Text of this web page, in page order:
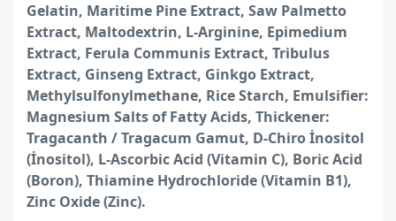
Gelatin, Maritime Pine Extract, Saw Palmetto
Extract, Maltodextrin, L-Arginine, Epimedium
Extract, Ferula Communis Extract, Tribulus
Extract, Ginseng Extract, Ginkgo Extract,
Methylsulfonylmethane, Rice Starch, Emulsifier:
Magnesium Salts of Fatty Acids, Thickener:
Tragacanth / Tragacum Gamut, D-Chiro İnositol
(İnositol), L-Ascorbic Acid (Vitamin C), Boric Acid
(Boron), Thiamine Hydrochloride (Vitamin B1),
Zinc Oxide (Zinc).